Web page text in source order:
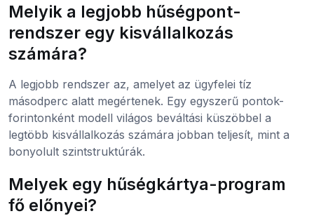
Melyik a legjobb hűségpont-
rendszer egy kisvállalkozás
számára?
A legjobb rendszer az, amelyet az ügyfelei tíz
másodperc alatt megértenek. Egy egyszerű pontok-
forintonként modell világos beváltási küszöbbel a
legtöbb kisvállalkozás számára jobban teljesít, mint a
bonyolult szintstruktúrák.
Melyek egy hűségkártya-program
fő előnyei?